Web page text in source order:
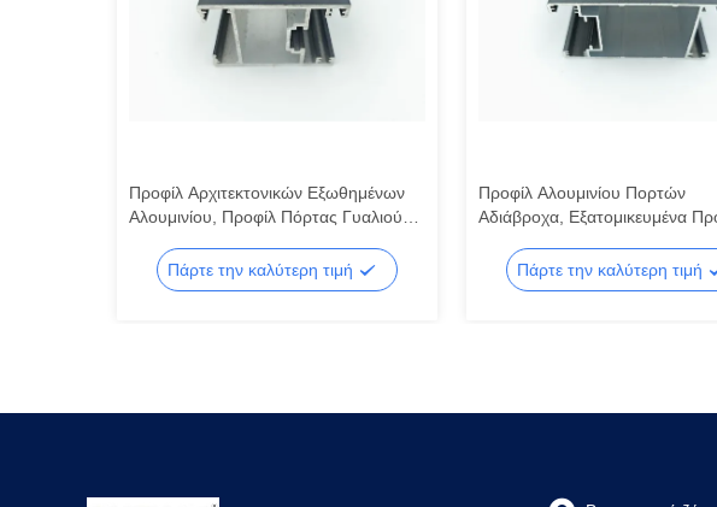
Προφίλ Αρχιτεκτονικών Εξωθημένων
Αλουμινίου, Προφίλ Πόρτας Γυαλιού
Πάρτε την καλύτερη τιμή
Προφίλ Αλουμινίου Πορτών
Αδιάβροχα, Εξατομικευμένα
Πάρτε την καλύτερη τιμή